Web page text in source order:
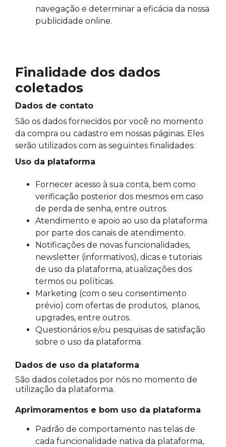
navegação e determinar a eficácia da nossa
publicidade online.
Finalidade dos dados
coletados
Dados de contato
São os dados fornecidos por você no momento
da compra ou cadastro em nossas páginas. Eles
serão utilizados com as seguintes finalidades:
Uso da plataforma
Fornecer acesso à sua conta, bem como
verificação posterior dos mesmos em caso
de perda de senha, entre outros.
Atendimento e apoio ao uso da plataforma
por parte dos canais de atendimento.
Notificações de novas funcionalidades,
newsletter (informativos), dicas e tutoriais
de uso da plataforma, atualizações dos
termos ou políticas.
Marketing (com o seu consentimento
prévio) com ofertas de produtos, planos,
upgrades, entre outros.
Questionários e/ou pesquisas de satisfação
sobre o uso da plataforma.
Dados de uso da plataforma
São dados coletados por nós no momento de
utilização da plataforma.
Aprimoramentos e bom uso da plataforma
Padrão de comportamento nas telas de
cada funcionalidade nativa da plataforma,